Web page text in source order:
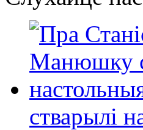
стварылі